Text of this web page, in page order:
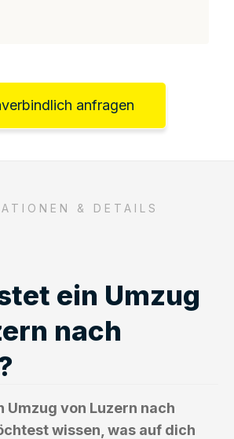
anfragen
& DETAILS
ein Umzug
nach
Umzug von Luzern nach
wissen, was auf dich